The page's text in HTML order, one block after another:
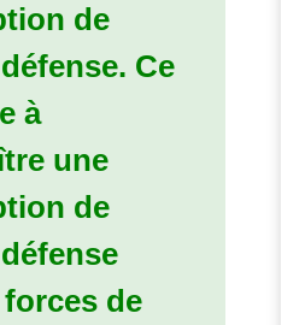
de
Ce
à
une
de
de